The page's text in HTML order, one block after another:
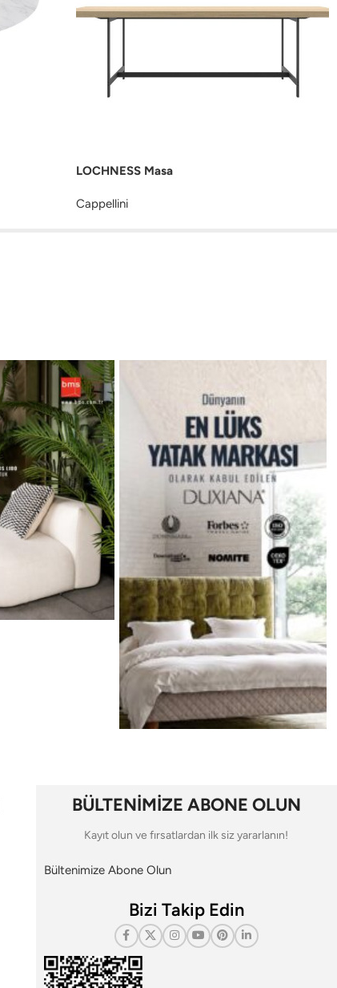
LOCHNESS Masa
Cappellini
BÜLTENİMİZE ABONE OLUN
Kayıt olun ve fırsatlardan ilk siz yararlanın!
Bültenimize Abone Olun
Bizi Takip Edin